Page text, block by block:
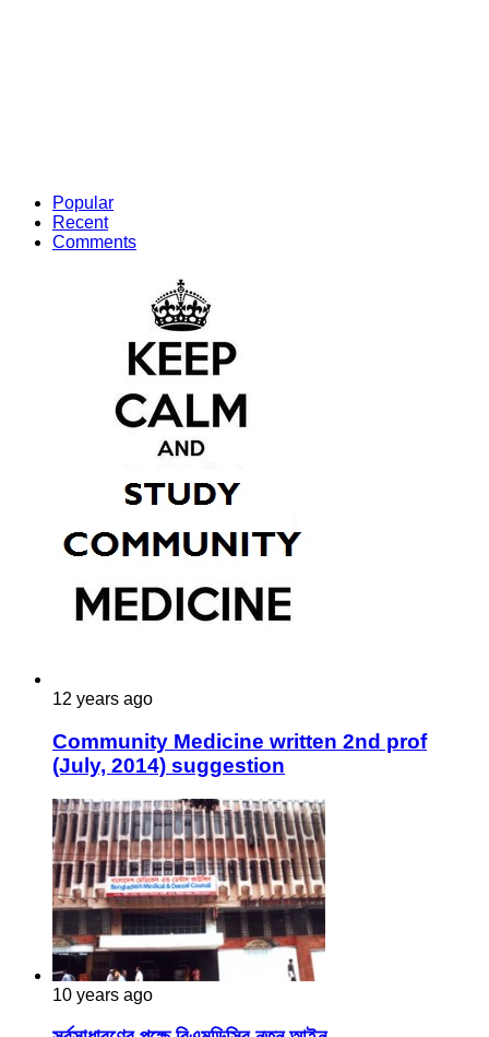
Popular
Recent
Comments
12 years ago
Community Medicine written 2nd prof
(July, 2014) suggestion
10 years ago